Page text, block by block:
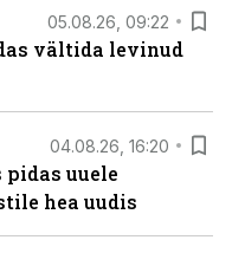
05.08.26, 09:22
vältida levinud
04.08.26, 16:20
pidas uuele
hea uudis